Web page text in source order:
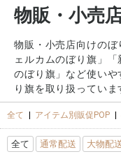
物販・小売
物販・小売店向けの
ェルカムのぼり旗」
のぼり旗」など使い
り旗を取り扱っていま
全て | アイテム別販促POP |
全て 通常配送 大物配